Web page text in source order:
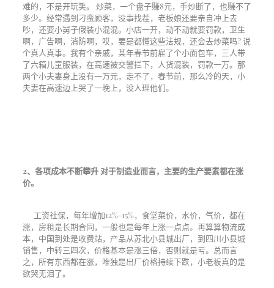
难的，不是开玩笑。
炒菜，一个盘子赚8元，手炒断了，也赚不了
多少。经常遇到刁蛮顾客，没事找茬，老板娘还要亲自冲上去
吵，还要小舅子假装小混混。小店一开，动不动就要罚款，卫生
啊，广告啊，消防啊，哎，要是都懂这些法规，还会去炒菜吗?说
个真人真事。我有个亲戚，某年春节前雇了个小面包车，三人带
了六箱儿童服装，在高速被交警拦下，人货混装，罚款一万。那
两个小夫妻身上没有一万元，走不了，春节前，那么冷的天，小
夫妻在高速边上哭了一晚上，没人理他们。
2、各项成本不断攀升 对于制造业而言，主要的生产要素都在涨
价。
工资社保，每年增加12%-15%，食堂菜价，水价，气价，都在
涨，房租是长期合同，一般也是每年上涨一点点。再算算物流成
本，中国到处是收费站，产品从苏北小县城出厂，到四川小县城
销售，中转三四次，价格基本是涨三倍，否则就是亏。总而言
之，所有东西都在涨，唯独是出厂价格持续下跌，小老板真的是
欲哭无泪了。